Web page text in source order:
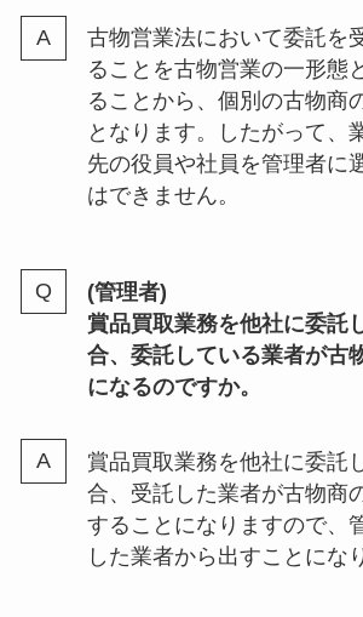
古物営業法において委託を
ることを古物営業の一形態
ることから、個別の古物商
となります。したがって、
先の役員や社員を管理者に
はできません。
(管理者)
賞品買取業務を他社に委託
合、委託している業者が古
になるのですか。
賞品買取業務を他社に委託
合、受託した業者が古物商
することになりますので、
した業者から出すことにな